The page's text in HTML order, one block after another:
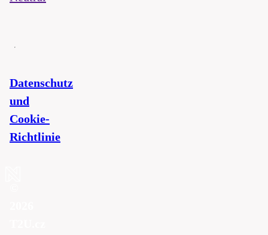
Datenschutz
und
Cookie-
Richtlinie